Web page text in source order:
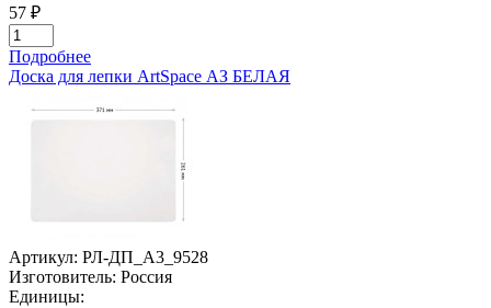
57 ₽
Подробнее
Доска для лепки ArtSpace АЗ БЕЛАЯ
Артикул: РЛ-ДП_А3_9528
Изготовитель: Россия
Единицы: